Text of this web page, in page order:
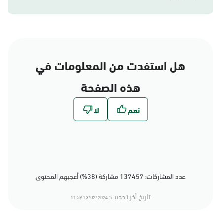
هل استفدت من المعلومات في
هذه الصفحة
عدد المشاركات: 137457 مشاركة (38%) أعجبهم المحتوى
تاريخ أخر تحديث: 13/02/2024 11:59